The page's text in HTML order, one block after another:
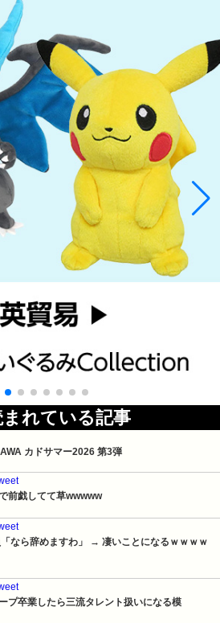
れている記事
カドサマー2026 第3弾
前戯してて草wwwww
なら辞めますわ」 → 凄いことになるｗｗｗｗ
プ卒業したら三流タレント扱いになる模